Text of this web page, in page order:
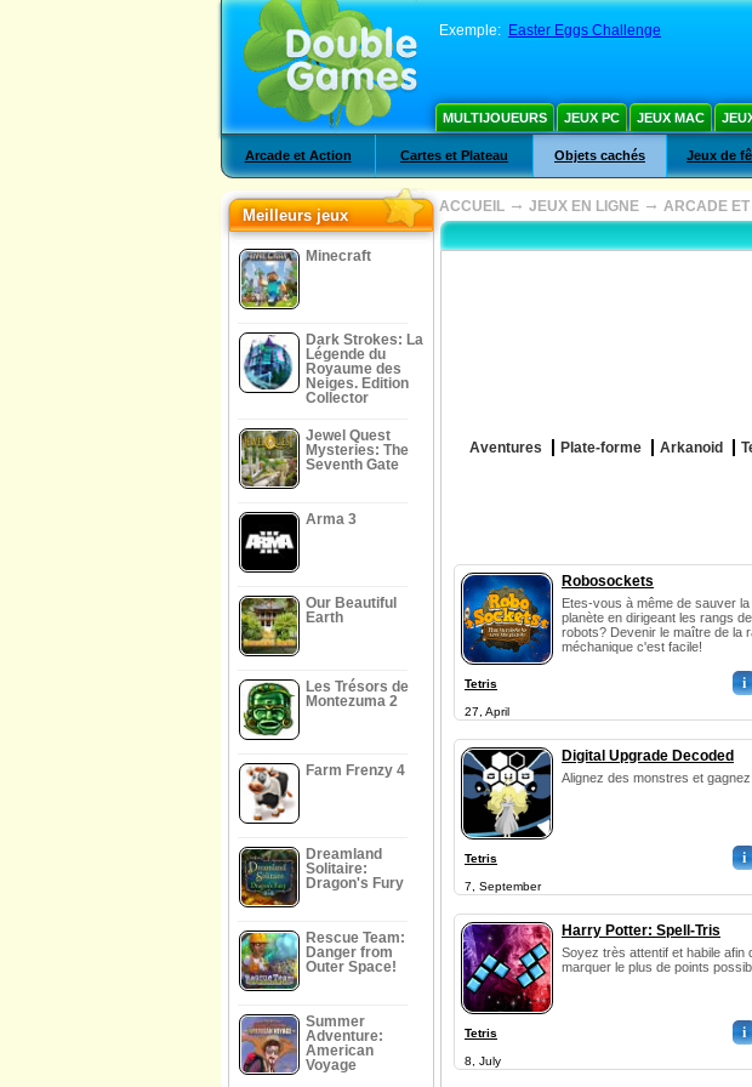
Exemple: Easter Eggs Challenge
MULTIJOUEURS JEUX PC JEUX MAC
Arcade et Action Cartes et Plateau Objets cachés Jeux de
Meilleurs jeux
Minecraft
Dark Strokes: La
Légende du
Royaume des
Neiges. Edition
Collector
Jewel Quest
Mysteries: The
Seventh Gate
Arma 3
Our Beautiful
Earth
Les Trésors de
Montezuma 2
Farm Frenzy 4
Dreamland
Solitaire:
Dragon's Fury
Rescue Team:
Danger from
Outer Space!
Summer
Adventure:
American
Voyage
ACCUEIL → JEUX EN LIGNE → ARCADE ET
Aventures Plate-forme Arkanoid
Robosockets
Etes-vous à même de sauver la
planète en dirigeant les rangs
robots? Devenir le maître de la
méchanique c'est facile!
Tetris i
27, April
Digital Upgrade Decoded
Alignez des monstres et gagnez!
Tetris i
7, September
Harry Potter: Spell-Tris
Soyez très attentif et habile afin
marquer le plus de points
Tetris i
8, July